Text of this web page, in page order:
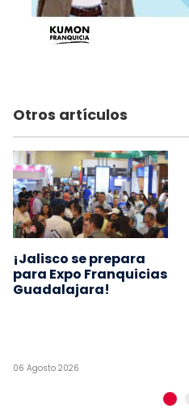
Otros artículos
¡Jalisco se prepara
para Expo Franquicias
Guadalajara!
06 Agosto 2026